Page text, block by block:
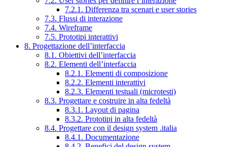
7.2.1. Differenza tra scenari e user stories
7.3. Flussi di interazione
7.4. Wireframe
7.5. Prototipi interattivi
8. Progettazione dell’interfaccia
8.1. Obiettivi dell’interfaccia
8.2. Elementi dell’interfaccia
8.2.1. Elementi di composizione
8.2.2. Elementi interattivi
8.2.3. Elementi testuali (microtesti)
8.3. Progettare e costruire in alta fedeltà
8.3.1. Layout di pagina
8.3.2. Prototipi in alta fedeltà
8.4. Progettare con il design system .italia
8.4.1. Documentazione